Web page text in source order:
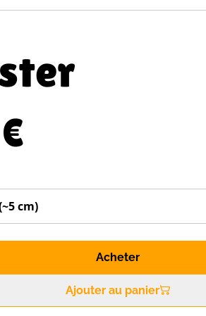
Acheter
Ajouter au panier